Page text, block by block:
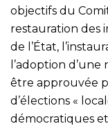
objectifs du
restauration des
de l’État,
l’adoption
être approuvée
d’élections «
démocratiques et